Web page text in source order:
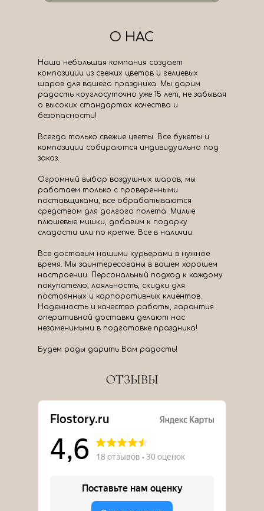
О НАС
Наша небольшая компания создает
композиции из свежих цветов и гелиевых
шаров для вашего праздника. Мы дарим
радость круглосуточно уже 15 лет, не забывая
о высоких стандартах качества и
безопасности!
Всегда только свежие цветы. Все букеты и
композиции собираются индивидуально под
заказ.
Огромный выбор воздушных шаров, мы
работаем только с проверенными
поставщиками, все обрабатываются
средством для долгого полета. Милые
плюшевые мишки, добавим к подарку
сладости или по крепче. Все в наличии.
Все доставим нашими курьерами в нужное
время. Мы заинтересованы в вашем хорошем
настроении. Персональный подход к каждому
покупателю, лояльность, скидки для
постоянных и корпоративных клиентов.
Надежность и качество работы, гарантия
оперативной доставки делают нас
незаменимыми в подготовке праздника!
Будем рады дарить Вам радость!
ОТЗЫВЫ